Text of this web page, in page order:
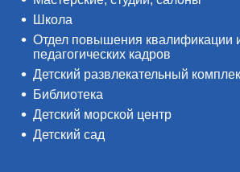
Школа
Отдел повышения квалификации
педагогических кадров
Детский развлекательный
Библиотека
Детский морской центр
Детский сад